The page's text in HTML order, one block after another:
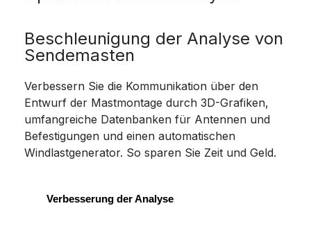
Beschleunigung der Analyse von
Sendemasten
Verbessern Sie die Kommunikation über den
Entwurf der Mastmontage durch 3D-Grafiken,
umfangreiche Datenbanken für Antennen und
Befestigungen und einen automatischen
Windlastgenerator. So sparen Sie Zeit und Geld.
Verbesserung der Analyse